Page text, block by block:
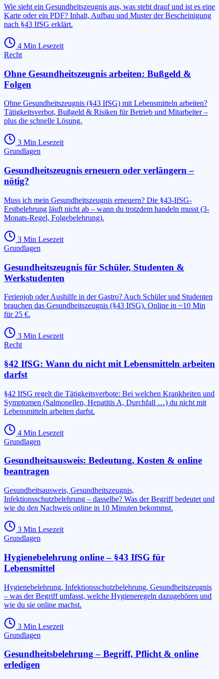
Wie sieht ein Gesundheitszeugnis aus, was steht drauf und ist es eine
Karte oder ein PDF? Inhalt, Aufbau und Muster der Bescheinigung
nach §43 IfSG erklärt.
4 Min Lesezeit
Recht
Ohne Gesundheitszeugnis arbeiten: Bußgeld &
Folgen
Ohne Gesundheitszeugnis (§43 IfSG) mit Lebensmitteln arbeiten?
Tätigkeitsverbot, Bußgeld & Risiken für Betrieb und Mitarbeiter –
plus die schnelle Lösung.
3 Min Lesezeit
Grundlagen
Gesundheitszeugnis erneuern oder verlängern –
nötig?
Muss ich mein Gesundheitszeugnis erneuern? Die §43-IfSG-
Erstbelehrung läuft nicht ab – wann du trotzdem handeln musst (3-
Monats-Regel, Folgebelehrung).
3 Min Lesezeit
Grundlagen
Gesundheitszeugnis für Schüler, Studenten &
Werkstudenten
Ferienjob oder Aushilfe in der Gastro? Auch Schüler und Studenten
brauchen das Gesundheitszeugnis (§43 IfSG). Online in ~10 Min
für 25 €.
3 Min Lesezeit
Recht
§42 IfSG: Wann du nicht mit Lebensmitteln arbeiten
darfst
§42 IfSG regelt die Tätigkeitsverbote: Bei welchen Krankheiten und
Symptomen (Salmonellen, Hepatitis A, Durchfall …) du nicht mit
Lebensmitteln arbeiten darfst.
4 Min Lesezeit
Grundlagen
Gesundheitsausweis: Bedeutung, Kosten & online
beantragen
Gesundheitsausweis, Gesundheitszeugnis,
Infektionsschutzbelehrung – dasselbe? Was der Begriff bedeutet und
wie du den Nachweis online in 10 Minuten bekommst.
3 Min Lesezeit
Grundlagen
Hygienebelehrung online – §43 IfSG für
Lebensmittel
Hygienebelehrung, Infektionsschutzbelehrung, Gesundheitszeugnis
– was der Begriff umfasst, welche Hygieneregeln dazugehören und
wie du sie online machst.
3 Min Lesezeit
Grundlagen
Gesundheitsbelehrung – Begriff, Pflicht & online
erledigen